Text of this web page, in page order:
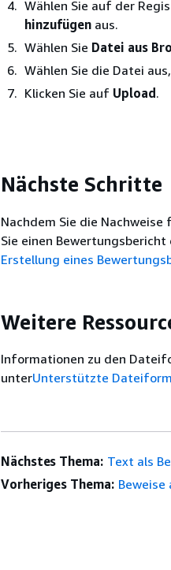
Wählen Sie auf der
hinzufügen aus.
Wählen Sie Datei aus
Wählen Sie die Datei
Klicken Sie auf Upload .
Nächste Schritte
Nachdem Sie die
Sie einen
Erstellung eines
Weitere
Informationen zu den
unterUnterstützte
Nächstes Thema: Text als
Vorheriges Thema: Beweise